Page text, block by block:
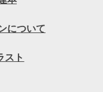
について
スト